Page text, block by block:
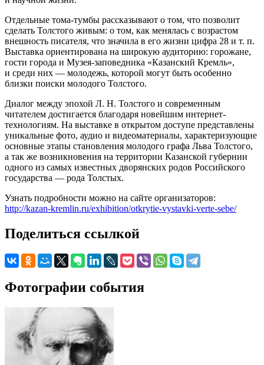
Отдельные тома-тумбы рассказывают о том, что позволит
сделать Толстого живым: о том, как менялась с возрастом
внешность писателя, что значила в его жизни цифра 28 и т. п.
Выставка ориентирована на широкую аудиторию: горожане,
гости города и Музея-заповедника «Казанский Кремль»,
и среди них — молодежь, которой могут быть особенно
близки поиски молодого Толстого.
Диалог между эпохой Л. Н. Толстого и современным
читателем достигается благодаря новейшим интернет-
технологиям. На выставке в открытом доступе представлены
уникальные фото, аудио и видеоматериалы, характеризующие
основные этапы становления молодого графа Льва Толстого,
а так же возникновения на территории Казанской губернии
одного из самых известных дворянских родов Российского
государства — рода Толстых.
Узнать подробности можно на сайте организаторов:
http://kazan-kremlin.ru/exhibition/otkrytie-vystavki-verte-sebe/
Поделиться ссылкой
Фотографии события